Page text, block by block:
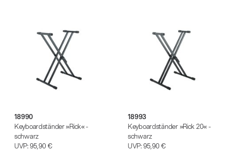
18990
Keyboardständer »Rick« -
schwarz
UVP:95,90 €
18993
Keyboardständer »Rick 20« -
schwarz
UVP:95,90 €